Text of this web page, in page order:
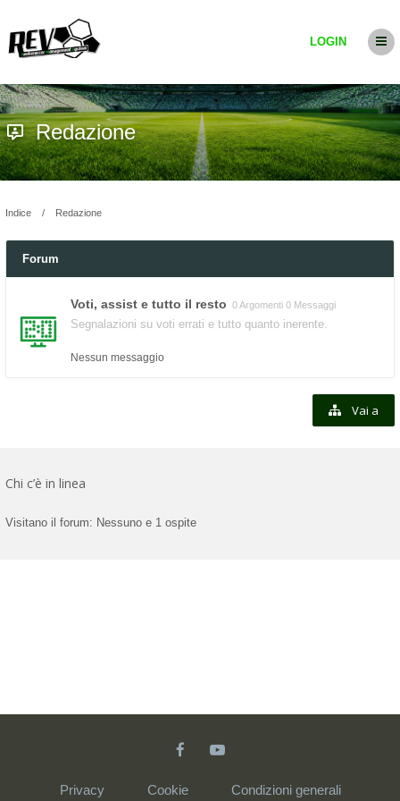
LOGIN
Redazione
Indice Redazione
Forum
Voti, assist e tutto il resto 0 Argomenti 0 Messaggi
Segnalazioni su voti errati e tutto quanto inerente.
Nessun messaggio
Vai a
Chi c’è in linea
Visitano il forum: Nessuno e 1 ospite
Privacy Cookie Condizioni generali